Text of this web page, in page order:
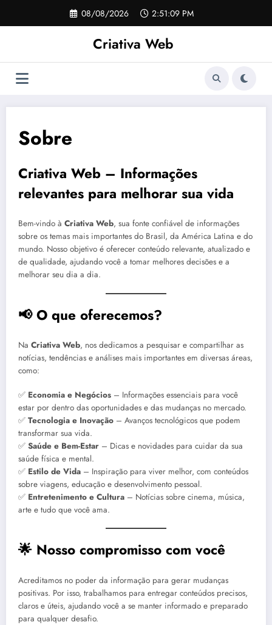
o
08/08/2026 2:51:09 PM
Criativa Web
Sobre
Criativa Web – Informações
relevantes para melhorar sua vida
Bem-vindo à Criativa Web, sua fonte confiável de informações
sobre os temas mais importantes do Brasil, da América Latina e do
mundo. Nosso objetivo é oferecer conteúdo relevante, atualizado e
de qualidade, ajudando você a tomar melhores decisões e a
melhorar seu dia a dia.
📢O que oferecemos?
Na Criativa Web, nos dedicamos a pesquisar e compartilhar as
notícias, tendências e análises mais importantes em diversas áreas,
como:
✅ Economia e Negócios – Informações essenciais para você
estar por dentro das oportunidades e das mudanças no mercado.
✅ Tecnologia e Inovação – Avanços tecnológicos que podem
transformar sua vida.
✅ Saúde e Bem-Estar – Dicas e novidades para cuidar da sua
saúde física e mental.
✅ Estilo de Vida – Inspiração para viver melhor, com conteúdos
sobre viagens, educação e desenvolvimento pessoal.
✅ Entretenimento e Cultura – Notícias sobre cinema, música,
arte e tudo que você ama.
🌟 Nosso compromisso com você
Acreditamos no poder da informação para gerar mudanças
positivas. Por isso, trabalhamos para entregar conteúdos precisos,
claros e úteis, ajudando você a se manter informado e preparado
para qualquer desafio.